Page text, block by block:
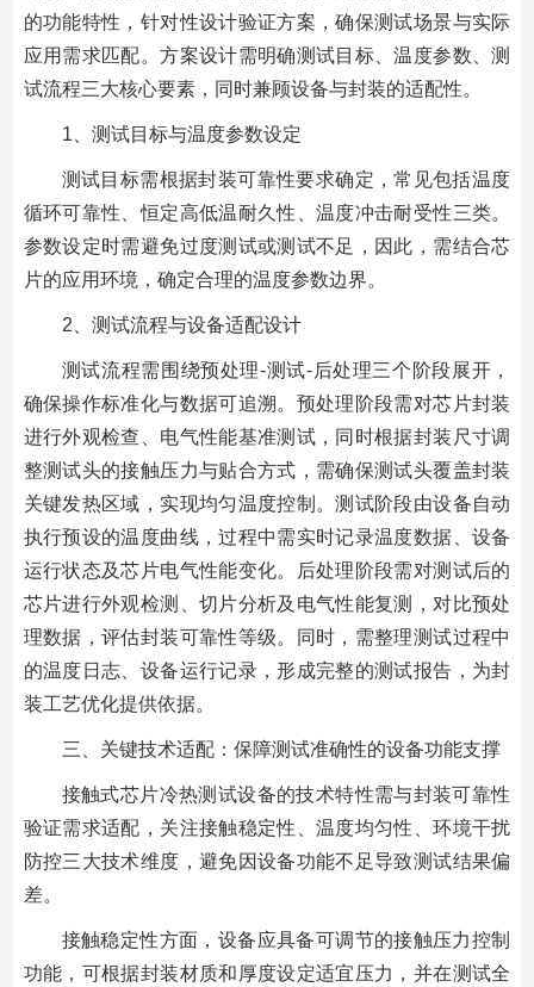
的功能特性，针对性设计验证方案，确保测试场景与实际
应用需求匹配。方案设计需明确测试目标、温度参数、测
试流程三大核心要素，同时兼顾设备与封装的适配性。
1、测试目标与温度参数设定
测试目标需根据封装可靠性要求确定，常见包括温度
循环可靠性、恒定高低温耐久性、温度冲击耐受性三类。
参数设定时需避免过度测试或测试不足，因此，需结合芯
片的应用环境，确定合理的温度参数边界。
2、测试流程与设备适配设计
测试流程需围绕预处理-测试-后处理三个阶段展开，
确保操作标准化与数据可追溯。预处理阶段需对芯片封装
进行外观检查、电气性能基准测试，同时根据封装尺寸调
整测试头的接触压力与贴合方式，需确保测试头覆盖封装
关键发热区域，实现均匀温度控制。测试阶段由设备自动
执行预设的温度曲线，过程中需实时记录温度数据、设备
运行状态及芯片电气性能变化。后处理阶段需对测试后的
芯片进行外观检测、切片分析及电气性能复测，对比预处
理数据，评估封装可靠性等级。同时，需整理测试过程中
的温度日志、设备运行记录，形成完整的测试报告，为封
装工艺优化提供依据。
三、关键技术适配：保障测试准确性的设备功能支撑
接触式芯片冷热测试设备的技术特性需与封装可靠性
验证需求适配，关注接触稳定性、温度均匀性、环境干扰
防控三大技术维度，避免因设备功能不足导致测试结果偏
差。
接触稳定性方面，设备应具备可调节的接触压力控制
功能，可根据封装材质和厚度设定适宜压力，并在测试全